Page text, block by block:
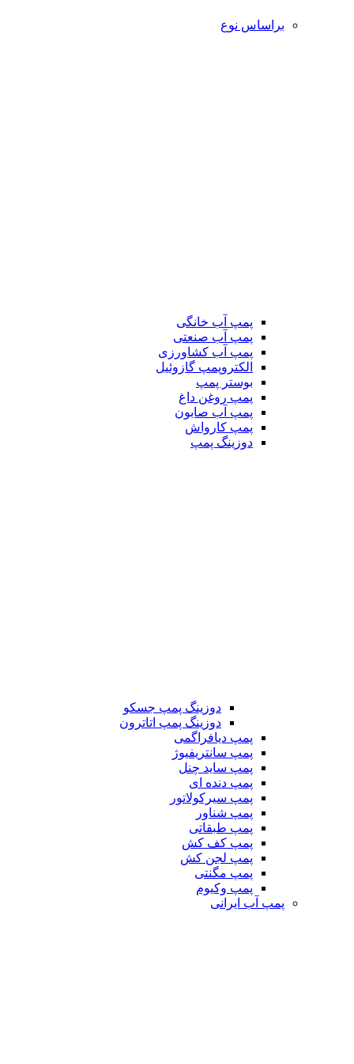
براساس نوع
پمپ آب خانگی
پمپ آب صنعتی
پمپ آب کشاورزی
الکتروپمپ گازوئیل
بوستر پمپ
پمپ روغن داغ
پمپ آب صابون
پمپ کارواش
دوزینگ پمپ
دوزینگ پمپ جسکو
دوزینگ پمپ اتاترون
پمپ دیافراگمی
پمپ سانتریفیوژ
پمپ ساید چنل
پمپ دنده ای
پمپ سیرکولاتور
پمپ شناور
پمپ طبقاتی
پمپ کف کش
پمپ لجن کش
پمپ مگنتی
پمپ وکیوم
پمپ آب ایرانی